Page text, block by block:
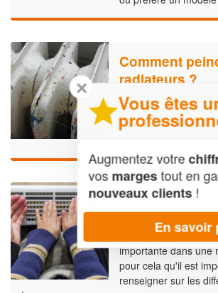
Comment
radiateurs ?
Vos radiateurs jurent
et vous souhaitez leur
coup de jeune ? Voici
Les différents
radiateurs
Le chauffage tient
importante dans une
pour cela qu'il est
renseigner sur les
✕
Vous êtes
Augmentez votre
vos margestout en
nouveaux clients!
En savoir